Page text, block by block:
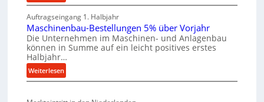
l
e
n
e
k
z
e
b
h
e
W
s
M
a
t
e
r
i
a
l
Auftragseingang 1. Halbjahr
Maschinenbau-Bestellungen 5% über Vorjahr
Die Unternehmen im Maschinen- und Anlagenbau
können in Summe auf ein leicht positives erstes
Halbjahr…
Weiterlesen:
M